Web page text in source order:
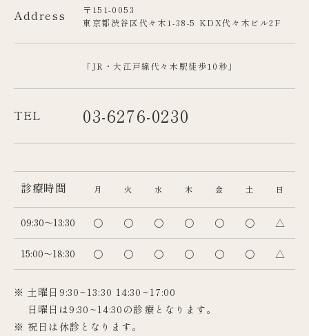
Address
〒151-0053
東京都渋谷区代々木1-38-5 KDX代々木ビル2F
「JR・大江戸線代々木駅徒歩10秒」
TEL 03-6276-0230
診療時間 月 火 水 木 金 土 日
09:30～13:30 〇 〇 〇 〇 〇 〇 △
15:00～18:30 〇 〇 〇 〇 〇 〇 △
※ 土曜日9:30~13:30 14:30~17:00
日曜日は9:30~14:30の診療となります。
※ 祝日は休診となります。